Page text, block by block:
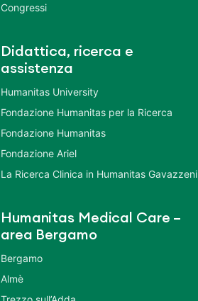
Congressi
Didattica, ricerca e
assistenza
Humanitas University
Fondazione Humanitas per la Ricerca
Fondazione Humanitas
Fondazione Ariel
La Ricerca Clinica in Humanitas Gavazzeni
Humanitas Medical Care –
area Bergamo
Bergamo
Almè